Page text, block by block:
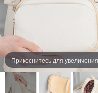
Прикоснитесь для увеличения